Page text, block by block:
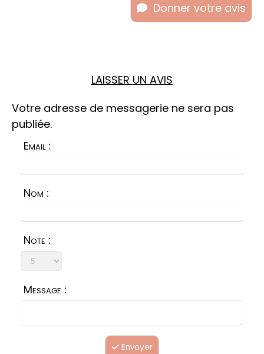
Donner votre avis
LAISSER UN AVIS
Votre adresse de messagerie ne sera pas
publiée.
Email :
Nom :
Note :
Message :
Envoyer